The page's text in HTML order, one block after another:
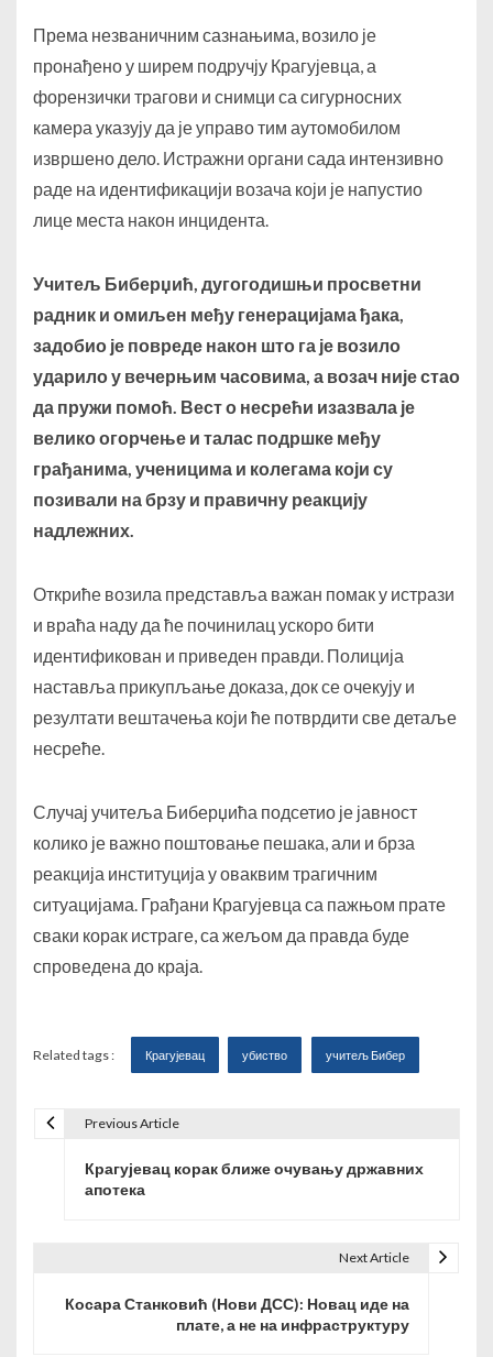
Према незваничним сазнањима, возило је
пронађено у ширем подручју Крагујевца, а
форензички трагови и снимци са сигурносних
камера указују да је управо тим аутомобилом
извршено дело. Истражни органи сада интензивно
раде на идентификацији возача који је напустио
лице места након инцидента.
Учитељ Биберџић, дугогодишњи просветни
радник и омиљен међу генерацијама ђака,
задобио је повреде након што га је возило
ударило у вечерњим часовима, а возач није стао
да пружи помоћ. Вест о несрећи изазвала је
велико огорчење и талас подршке међу
грађанима, ученицима и колегама који су
позивали на брзу и правичну реакцију
надлежних.
Откриће возила представља важан помак у истрази
и враћа наду да ће починилац ускоро бити
идентификован и приведен правди. Полиција
наставља прикупљање доказа, док се очекују и
резултати вештачења који ће потврдити све детаље
несреће.
Случај учитеља Биберџића подсетио је јавност
колико је важно поштовање пешака, али и брза
реакција институција у оваквим трагичним
ситуацијама. Грађани Крагујевца са пажњом прате
сваки корак истраге, са жељом да правда буде
спроведена до краја.
Related tags : Крагујевац убиство учитељ Бибер
Previous Article
Крагујевац корак ближе очувању државних
апотека
Next Article
Косара Станковић (Нови ДСС): Новац иде на
плате, а не на инфраструктуру